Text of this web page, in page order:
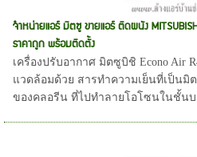
จำหน่ายแอร์ มิตซู ขายแอร์ ติดผนัง
ราคาถูก พร้อมติดตั้ง
เครื่องปรับอากาศ มิตซูบิชิ Econo Air
แวดล้อมด้วย สารทำความเย็นที่เป็นมิ
ของคลอรีน ที่ไปทำลายโอโซนในชั้นบ